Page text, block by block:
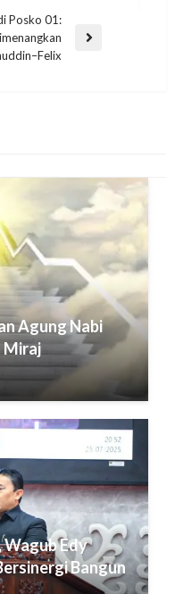
Posko 01:
Agung Nabi
Miraj
Wagub Edy
Bangun